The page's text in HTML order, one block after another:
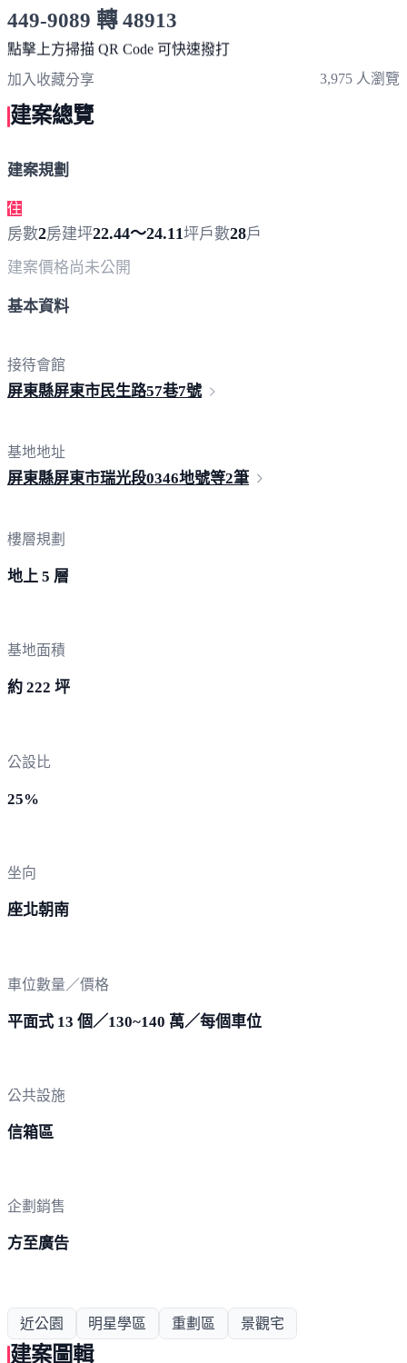
449-9089 轉 48913
服務時間 10:00～19:00
加入收藏分享 3,975 人瀏覽
建案總覽
建案規劃
住
房數2房建坪22.44～24.11坪戶數28戶
建案價格尚未公開
基本資料
接待會館
屏東縣屏東市民生路57巷7號
基地地址
屏東縣屏東市瑞光段0346地號等2筆
樓層規劃
地上 5 層
基地面積
約 222 坪
公設比
25%
坐向
座北朝南
車位數量／價格
平面式 13 個／130~140 萬／每個車位
公共設施
信箱區
企劃銷售
方至廣告
近公園 明星學區 重劃區 景觀宅
建案圖輯